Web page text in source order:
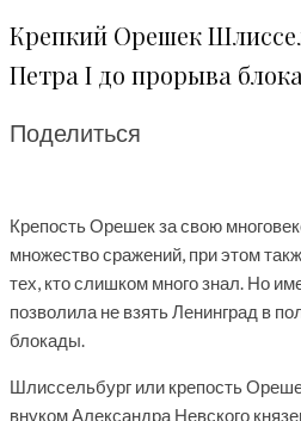
Крепкий Орешек
Петра I до прорыва
Поделиться
Крепость Орешек за свою
множество сражений, при этом
тех, кто слишком много знал. Но
позволила не взять Ленинград в
блокады.
Шлиссельбург или крепость
внуком Александра Невского